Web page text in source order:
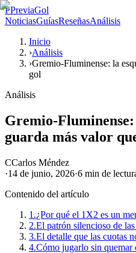
PPreviaGol
NoticiasGuíasReseñasAnálisis
Inicio
›Análisis
›Gremio-Fluminense: la
gol
Análisis
Gremio-Fluminense:
guarda más valor
CCarlos Méndez
·14 de junio, 2026·6 min de
Contenido del artículo
1.¿Por qué el 1X2 es un
2.El patrón silencioso de
3.El detalle que las cuotas
4.Cómo jugarlo sin quemar